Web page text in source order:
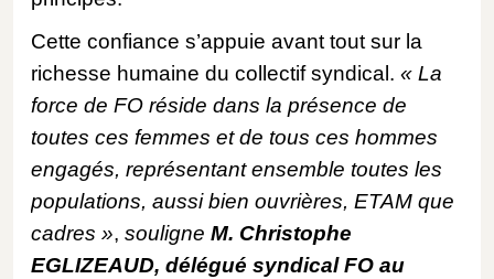
Cette confiance s’appuie avant tout sur la
richesse humaine du collectif syndical. « La
force de FO réside dans la présence de
toutes ces femmes et de tous ces hommes
engagés, représentant ensemble toutes les
populations, aussi bien ouvrières, ETAM que
cadres », souligne M. Christophe
EGLIZEAUD, délégué syndical FO au